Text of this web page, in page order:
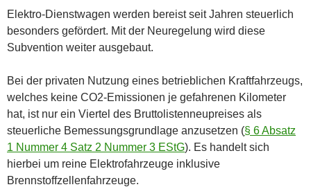
Elektro-Dienstwagen werden bereist seit Jahren steuerlich
besonders gefördert. Mit der Neuregelung wird diese
Subvention weiter ausgebaut.
Bei der privaten Nutzung eines betrieblichen Kraftfahrzeugs,
welches keine CO2-Emissionen je gefahrenen Kilometer
hat, ist nur ein Viertel des Bruttolistenneupreises als
steuerliche Bemessungsgrundlage anzusetzen (§ 6 Absatz
1 Nummer 4 Satz 2 Nummer 3 EStG). Es handelt sich
hierbei um reine Elektrofahrzeuge inklusive
Brennstoffzellenfahrzeuge.